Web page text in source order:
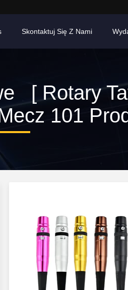
Skontaktuj Się Z Nami
[ Rotary
101